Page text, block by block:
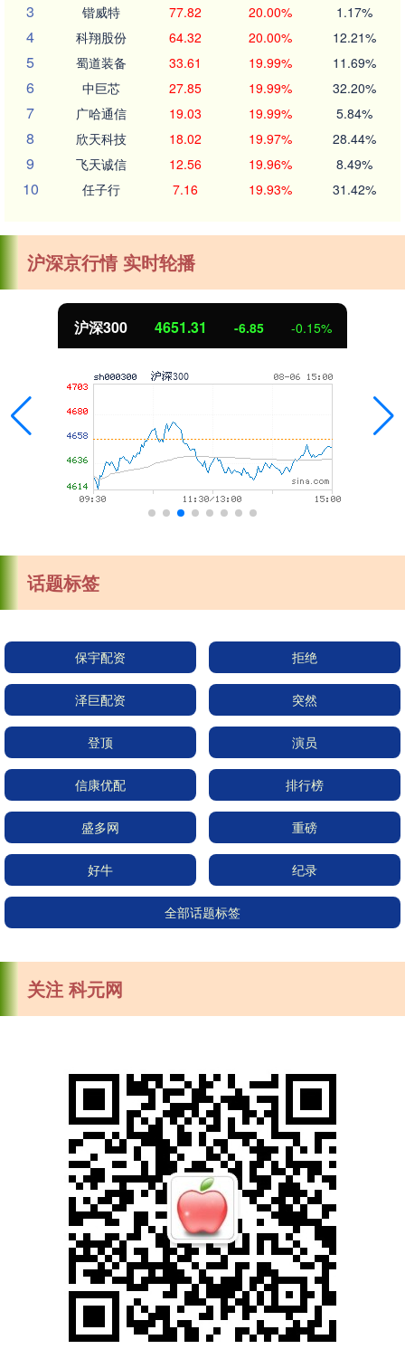
3 锴威特 77.82 20.00% 1.17%
4 科翔股份 64.32 20.00% 12.21%
5 蜀道装备 33.61 19.99% 11.69%
6 中巨芯 27.85 19.99% 32.20%
7 广哈通信 19.03 19.99% 5.84%
8 欣天科技 18.02 19.97% 28.44%
9 飞天诚信 12.56 19.96% 8.49%
10 任子行 7.16 19.93% 31.42%
沪深京行情 实时轮播
沪深300 4651.31 -6.85 -0.15%
话题标签
保宇配资 拒绝
泽巨配资 突然
登顶 演员
信康优配 排行榜
盛多网 重磅
好牛 纪录
全部话题标签
关注 科元网